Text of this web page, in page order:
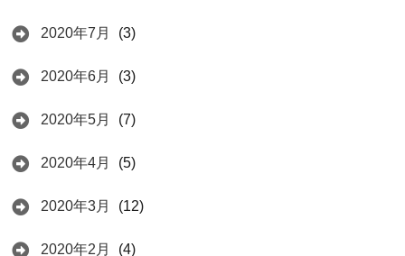
2020年7月 (3)
2020年6月 (3)
2020年5月 (7)
2020年4月 (5)
2020年3月 (12)
2020年2月 (4)